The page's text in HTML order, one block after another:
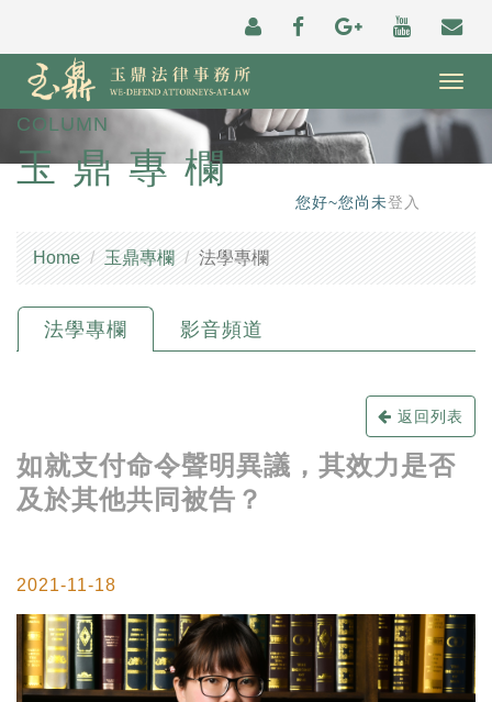
COLUMN
玉鼎專欄
您好~您尚未登入
Home 玉鼎專欄 法學專欄
法學專欄 影音頻道
返回列表
如就支付命令聲明異議，其效力是否
及於其他共同被告？
2021-11-18